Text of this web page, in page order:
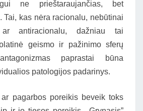
ne prieštaraujančias, bet
Tai, kas nėra racionalu, nebūtinai
antiracionalu, dažniau tai
geismo ir pažinimo sferų
paprastai būna
patologijos padarinys.
pagarbos poreikis beveik toks